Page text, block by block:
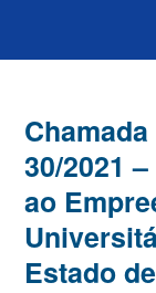
30/2021
ao
Estado